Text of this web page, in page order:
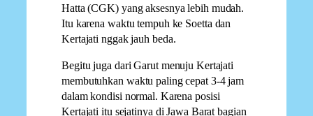
Hatta (CGK) yang aksesnya lebih mudah.
Itu karena waktu tempuh ke Soetta dan
Kertajati nggak jauh beda.
Begitu juga dari Garut menuju Kertajati
membutuhkan waktu paling cepat 3-4 jam
dalam kondisi normal. Karena posisi
Kertajati itu sejatinya di Jawa Barat bagian